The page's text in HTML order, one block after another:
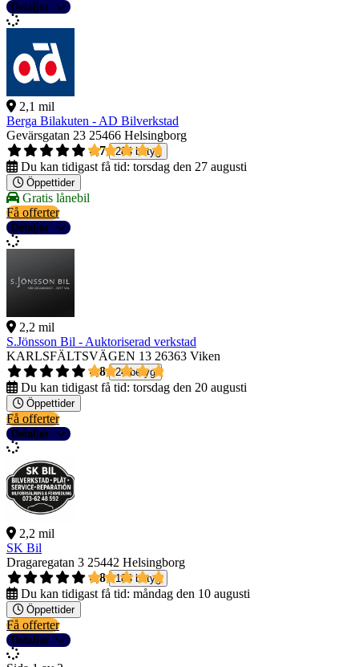
Detaljer
2,1 mil
Berga Bilakuten - AD Bilverkstad
Gevärsgatan 23 25466 Helsingborg
4,7
284 betyg
Du kan tidigast få tid: torsdag den 27 augusti
Öppettider
Gratis lånebil
Få offerter
Detaljer
2,2 mil
S.Jönsson Bil - Auktoriserad verkstad
KARLSFÄLTSVÄGEN 13 26363 Viken
4,8
24 betyg
Du kan tidigast få tid: torsdag den 20 augusti
Öppettider
Få offerter
Detaljer
2,2 mil
SK Bil
Dragaregatan 3 25442 Helsingborg
4,8
184 betyg
Du kan tidigast få tid: måndag den 10 augusti
Öppettider
Få offerter
Detaljer